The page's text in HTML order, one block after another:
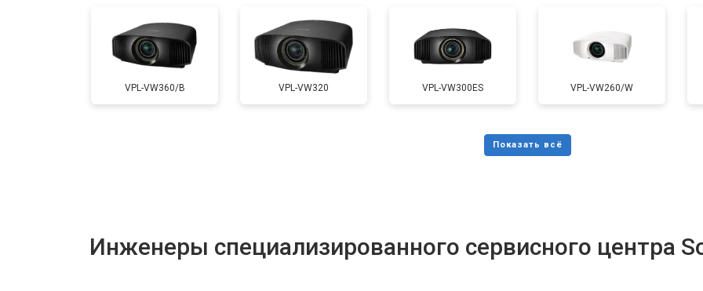
VPL-VW360/B VPL-VW320 VPL-VW300ES VPL-VW260/W
Инженеры специализированного сервисного центра